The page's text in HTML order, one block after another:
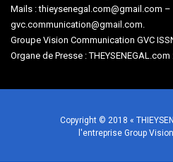
Mails : thieysenegal.com@gmail.com –
gvc.communication@gmail.com.
Groupe Vision Communication GVC
Organe de Presse :
Copyright © 2018 «
l'entreprise Group